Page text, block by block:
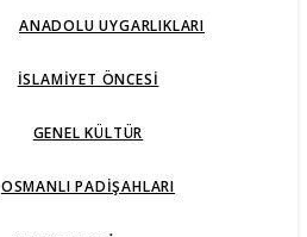
ANADOLU UYGARLIKLARI
İSLAMIYET ÖNCESI
GENEL KÜLTÜR
OSMANLI PADIŞAHLARI